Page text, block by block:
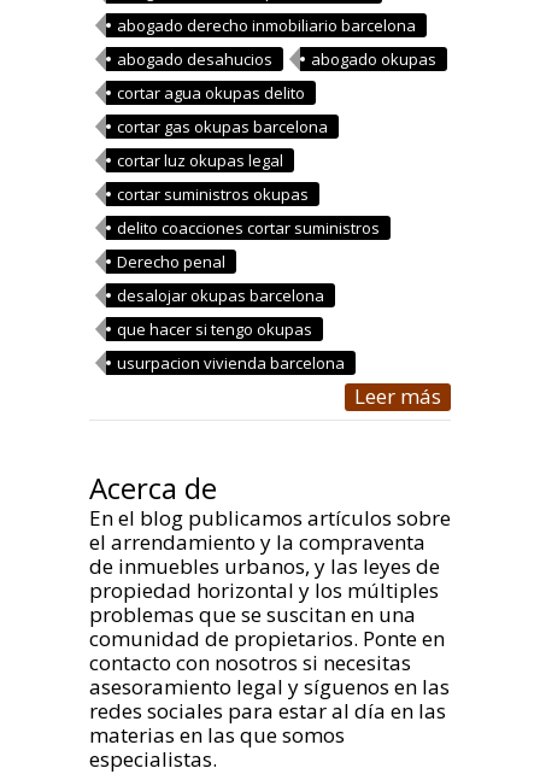
abogado derecho inmobiliario barcelona
abogado desahucios
abogado okupas
cortar agua okupas delito
cortar gas okupas barcelona
cortar luz okupas legal
cortar suministros okupas
delito coacciones cortar suministros
Derecho penal
desalojar okupas barcelona
que hacer si tengo okupas
usurpacion vivienda barcelona
Leer más
Acerca de
En el blog publicamos artículos sobre
el arrendamiento y la compraventa
de inmuebles urbanos, y las leyes de
propiedad horizontal y los múltiples
problemas que se suscitan en una
comunidad de propietarios. Ponte en
contacto con nosotros si necesitas
asesoramiento legal y síguenos en las
redes sociales para estar al día en las
materias en las que somos
especialistas.